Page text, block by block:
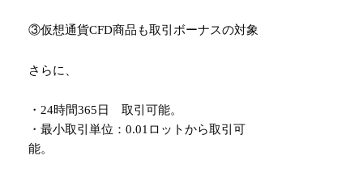
③仮想通貨CFD商品も取引ボーナスの対象
さらに、
・24時間365日 取引可能。
・最小取引単位：0.01ロットから取引可
能。